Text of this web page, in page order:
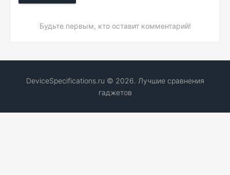
Будьте первым, кто оставит комментарий!
DeviceSpecifications.ru © 2026. Лучшие сравнения
гаджетов